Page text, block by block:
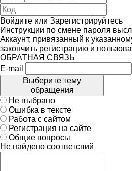
Войдите или Зарегистрируйтесь
Инструкции по смене пароля
Аккаунт, привязанный к
закончить регистрацию и
ОБРАТНАЯ СВЯЗЬ
E-mail
Выберите тему
обращения
Не выбрано
Ошибка в тексте
Работа с сайтом
Регистрация на сайте
Общие вопросы
Не найдено соответсвий